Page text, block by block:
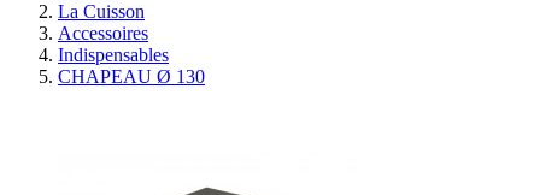
La Cuisson
Accessoires
Indispensables
CHAPEAU Ø 130